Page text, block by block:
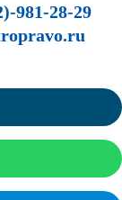
981-28-29